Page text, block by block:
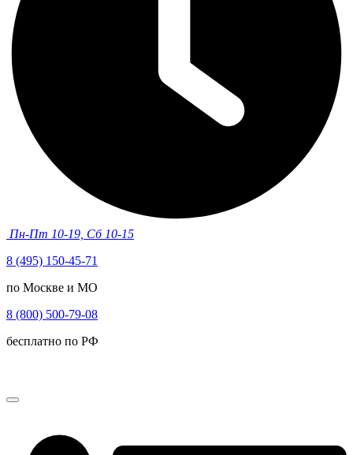
Пн-Пт 10-19, Сб 10-15
8 (495) 150-45-71
по Москве и МО
8 (800) 500-79-08
бесплатно по РФ